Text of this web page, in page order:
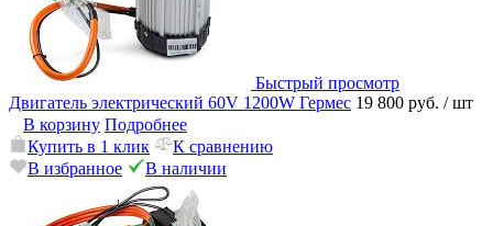
Быстрый просмотр
Двигатель электрический 60V 1200W Гермес 19 800 руб. / шт
В корзину Подробнее
Купить в 1 клик
К сравнению
В избранное
В наличии